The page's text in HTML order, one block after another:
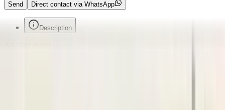
Send Direct contact via WhatsApp
Description